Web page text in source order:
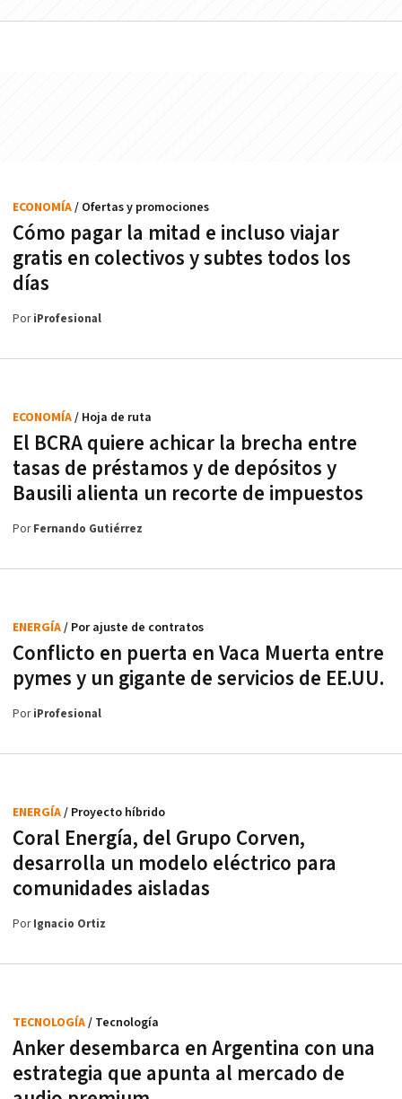
Cómo pagar la mitad e incluso viajar
gratis en colectivos y subtes todos los
días
ECONOMÍA/ Ofertas y promociones
PoriProfesional
El BCRA quiere achicar la brecha entre
tasas de préstamos y de depósitos y
Bausili alienta un recorte de impuestos
ECONOMÍA/ Hoja de ruta
PorFernando Gutiérrez
Conflicto en puerta en Vaca Muerta entre
pymes y un gigante de servicios de EE.UU.
ENERGÍA/ Por ajuste de contratos
PoriProfesional
Coral Energía, del Grupo Corven,
desarrolla un modelo eléctrico para
comunidades aisladas
ENERGÍA/ Proyecto híbrido
PorIgnacio Ortiz
Anker desembarca en Argentina con una
estrategia que apunta al mercado de
TECNOLOGÍA/ Tecnología